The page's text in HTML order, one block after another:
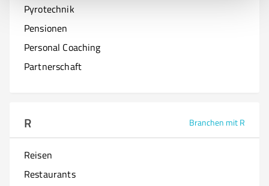
Pyrotechnik
Pensionen
Personal Coaching
Partnerschaft
R Branchen mit R
Reisen
Restaurants